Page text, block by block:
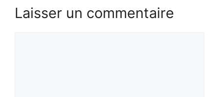
Laisser un commentaire